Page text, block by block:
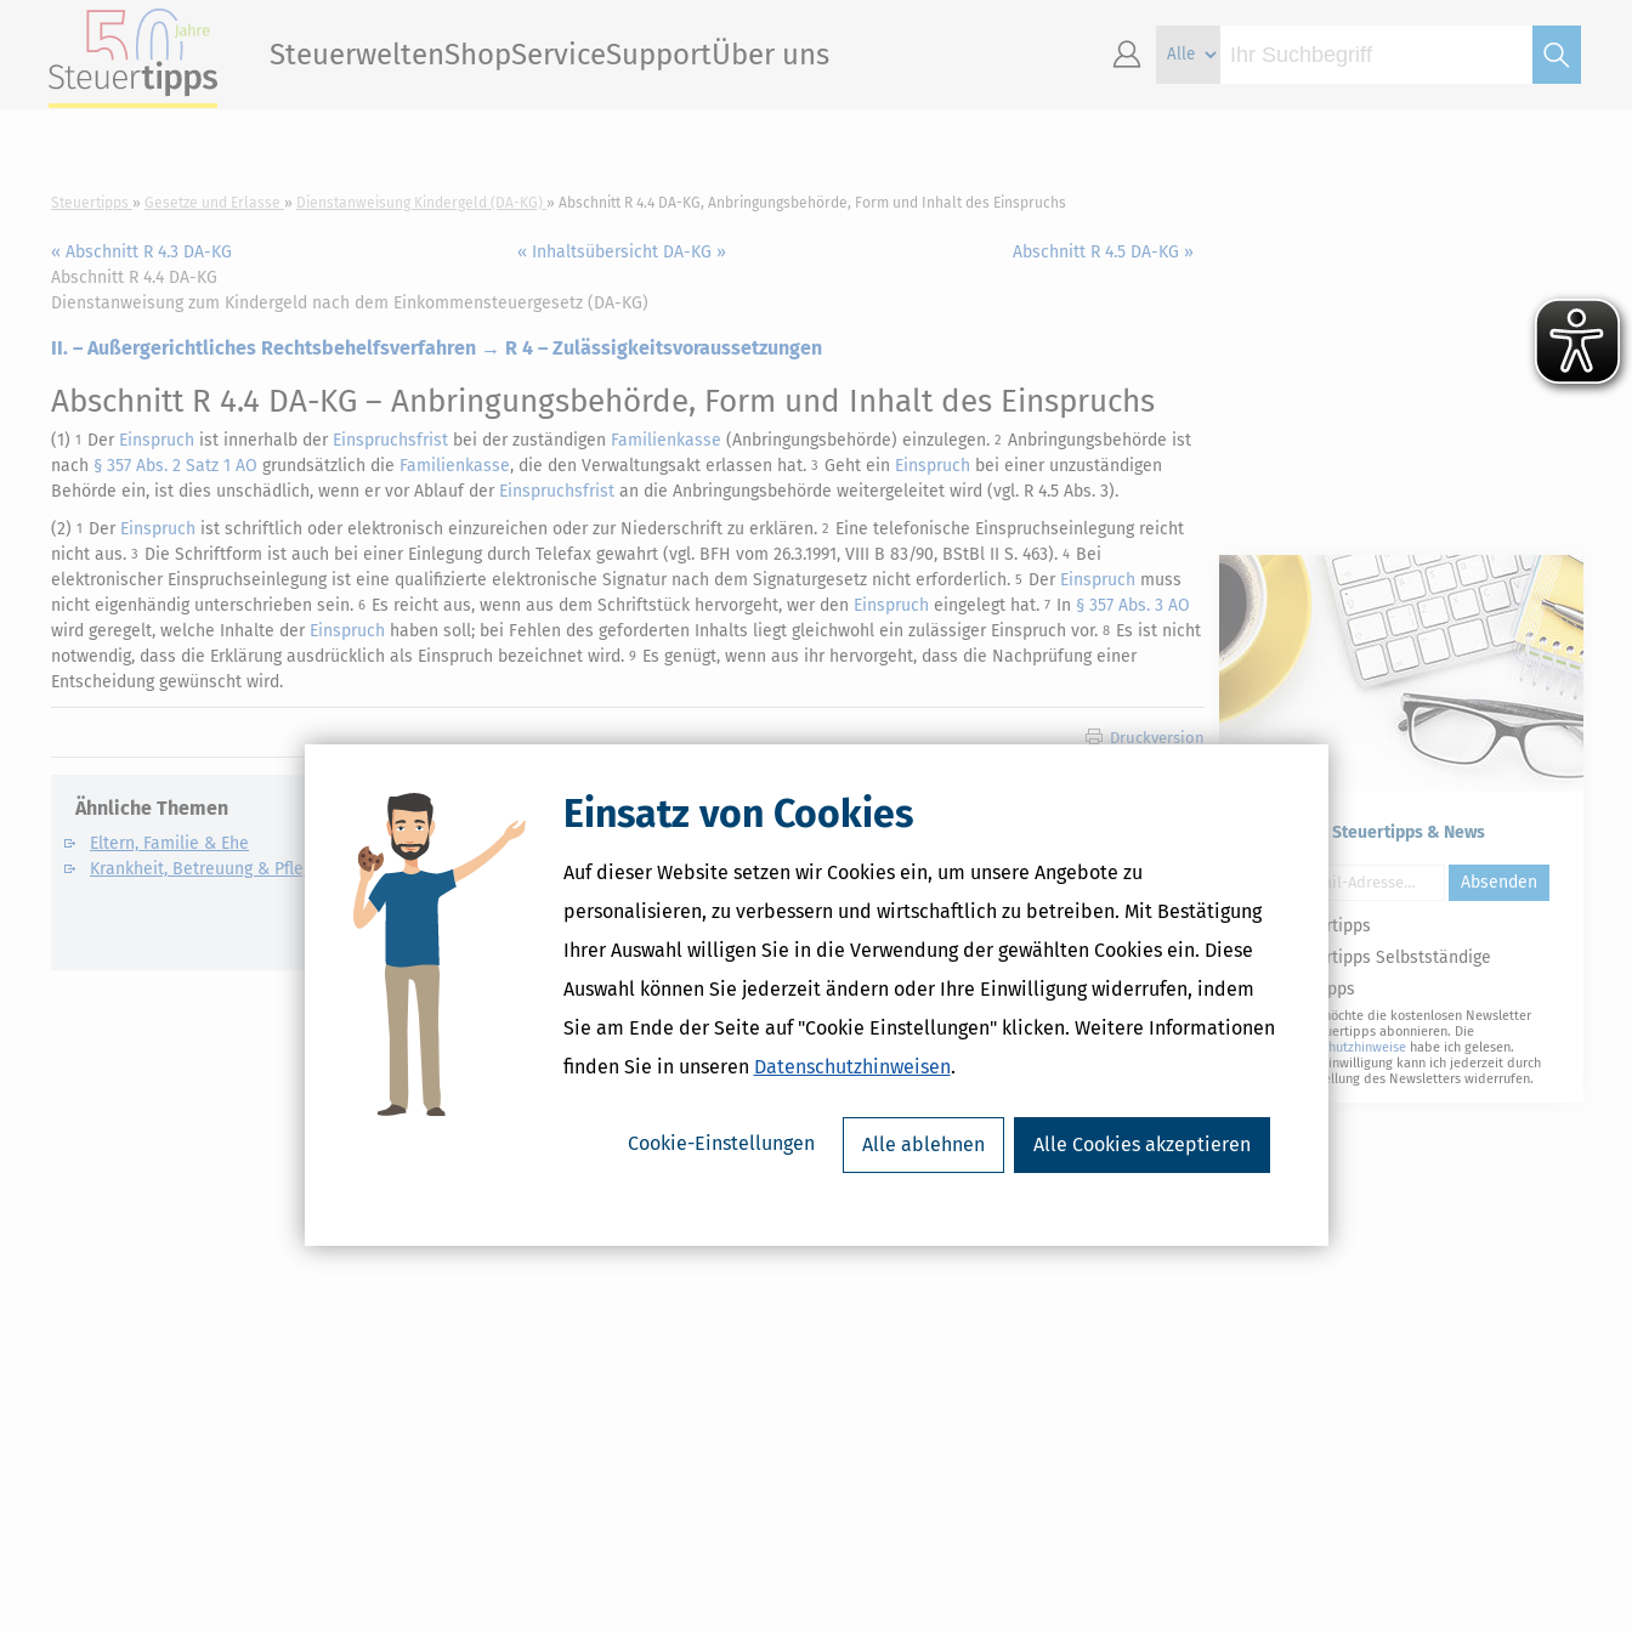
Einsatz von Cookies
Auf dieser Website setzen wir Cookies ein, um unsere Angebote zu
personalisieren, zu verbessern und wirtschaftlich zu betreiben. Mit Bestätigung
Ihrer Auswahl willigen Sie in die Verwendung der gewählten Cookies ein. Diese
Auswahl können Sie jederzeit ändern oder Ihre Einwilligung widerrufen, indem
Sie am Ende der Seite auf "Cookie Einstellungen" klicken. Weitere Informationen
finden Sie in unseren Datenschutzhinweisen.
Cookie-Einstellungen Alle ablehnen Alle Cookies akzeptieren
SteuerweltenShopServiceSupportÜber uns
Steuertipps Gesetze und Erlasse Dienstanweisung Kindergeld (DA-KG) Abschnitt R 4.4 DA-KG, Anbringungsbehörde, Form und Inhalt des Einspruchs
« Abschnitt R 4.3 DA-KG « Inhaltsübersicht DA-KG »
Abschnitt R 4.5 DA-KG »
Abschnitt R 4.4 DA-KG
Dienstanweisung zum Kindergeld nach dem Einkommensteuergesetz (DA-KG)
II. – Außergerichtliches Rechtsbehelfsverfahren → R 4 – Zulässigkeitsvoraussetzungen
Abschnitt R 4.4 DA-KG – Anbringungsbehörde, Form und Inhalt des Einspruchs
(1) 1 Der Einspruch ist innerhalb der Einspruchsfrist bei der zuständigen Familienkasse (Anbringungsbehörde) einzulegen. 2 Anbringungsbehörde ist
nach § 357 Abs. 2 Satz 1 AO grundsätzlich die Familienkasse, die den Verwaltungsakt erlassen hat. 3 Geht ein Einspruch bei einer unzuständigen
Behörde ein, ist dies unschädlich, wenn er vor Ablauf der Einspruchsfrist an die Anbringungsbehörde weitergeleitet wird (vgl. R 4.5 Abs. 3).
(2) 1 Der Einspruch ist schriftlich oder elektronisch einzureichen oder zur Niederschrift zu erklären. 2 Eine telefonische Einspruchseinlegung reicht
nicht aus. 3 Die Schriftform ist auch bei einer Einlegung durch Telefax gewahrt (vgl. BFH vom 26.3.1991, VIII B 83/90, BStBl II S. 463). 4 Bei
elektronischer Einspruchseinlegung ist eine qualifizierte elektronische Signatur nach dem Signaturgesetz nicht erforderlich. 5 Der Einspruch muss
nicht eigenhändig unterschrieben sein. 6 Es reicht aus, wenn aus dem Schriftstück hervorgeht, wer den Einspruch eingelegt hat. 7 In § 357 Abs. 3 AO
wird geregelt, welche Inhalte der Einspruch haben soll; bei Fehlen des geforderten Inhalts liegt gleichwohl ein zulässiger Einspruch vor. 8 Es ist nicht
notwendig, dass die Erklärung ausdrücklich als Einspruch bezeichnet wird. 9 Es genügt, wenn aus ihr hervorgeht, dass die Nachprüfung einer
Entscheidung gewünscht wird.
Druckversion
Ähnliche Themen
Eltern, Familie & Ehe
Krankheit, Betreuung & Pflege
Verwandte Lexikon-Begriffe
Care Arbeit
ElterngeldPlus
Kindesunterhalt
Auslandskinder
Kostenlose Steuertipps & News
Absenden
Steuertipps
Steuertipps Selbstständige
Geldtipps
Ja, ich möchte die kostenlosen Newsletter
von Steuertipps abonnieren. Die
Datenschutzhinweise habe ich gelesen.
Meine Einwilligung kann ich jederzeit durch
Abbestellung des Newsletters widerrufen.